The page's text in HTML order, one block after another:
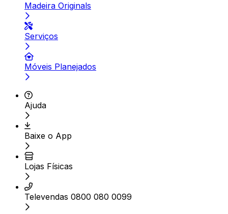
Madeira Originals
Serviços
Móveis Planejados
Ajuda
Baixe o App
Lojas Físicas
Televendas 0800 080 0099